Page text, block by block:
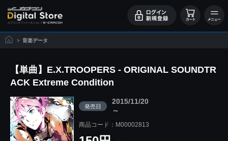
> 音楽データ
【単曲】E.X.TROOPERS - ORIGINAL SOUNDTR
ACK Extreme Condition
発売日
2015/11/20
～
商品コード：M00002813